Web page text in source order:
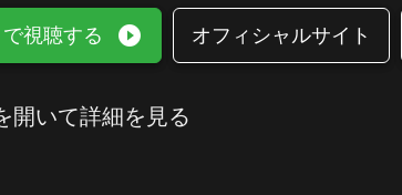
視聴する play_circle_filled オフィシャルサイト
開いて詳細を見る